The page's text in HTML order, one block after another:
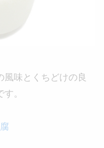
風味とくちどけの良
。